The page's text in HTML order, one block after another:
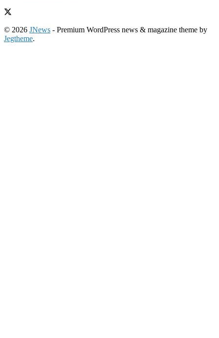
© 2026 JNews - Premium WordPress news & magazine theme by
Jegtheme.